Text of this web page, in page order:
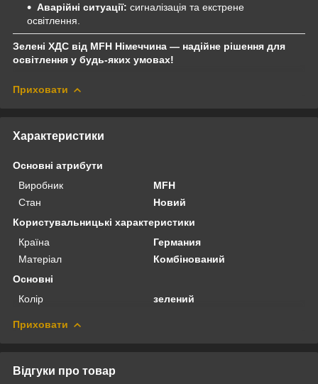
Аварійні ситуації: сигналізація та екстрене
освітлення.
Зелені ХДС від MFH Німеччина — надійне рішення для
освітлення у будь-яких умовах!
Приховати
Характеристики
Основні атрибути
Виробник
MFH
Стан
Новий
Користувальницькі характеристики
Країна
Германия
Матеріал
Комбінований
Основні
Колір
зелений
Приховати
Відгуки про товар